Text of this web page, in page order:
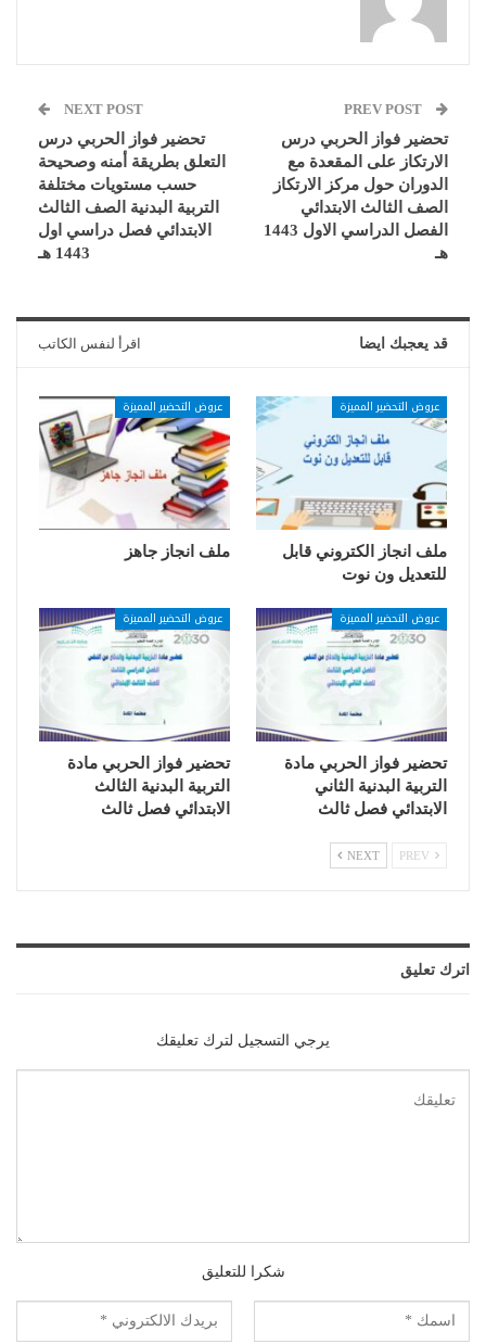
تحضير فواز الحربي درس
الارتكاز على المقعدة مع
الدوران حول مركز الارتكاز
الصف الثالث الابتدائي
الفصل الدراسي الاول 1443
هـ
NEXT POST
تحضير فواز الحربي درس
التعلق بطريقة أمنه وصحيحة
حسب مستويات مختلفة
التربية البدنية الصف الثالث
الابتدائي فصل دراسي اول
1443 هـ
قد يعجبك ايضا اقرأ لنفس الكاتب
عروض التحضير المميزة
ملف انجاز الكتروني قابل
للتعديل ون نوت
عروض التحضير المميزة
ملف انجاز جاهز
عروض التحضير المميزة
تحضير فواز الحربي مادة
التربية البدنية الثاني
الابتدائي فصل ثالث
عروض التحضير المميزة
تحضير فواز الحربي مادة
التربية البدنية الثالث
الابتدائي فصل ثالث
NEXT
اترك تعليق
يرجي التسجيل لترك تعليقك
شكرا للتعليق